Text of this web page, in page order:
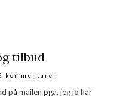
tilbud
kommentarer
på mailen pga. jeg jo har